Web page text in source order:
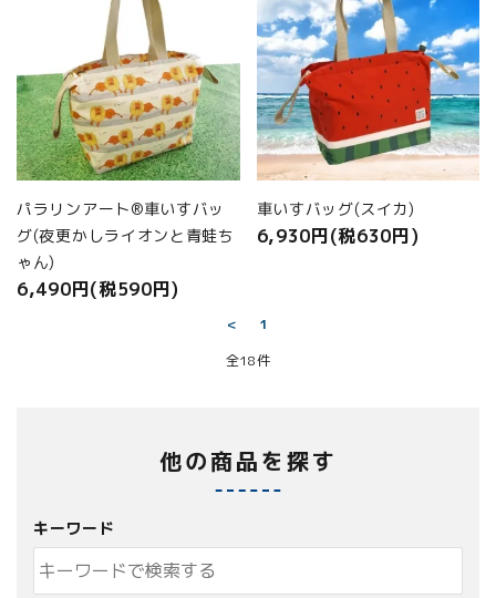
パラリンアート®車いすバッ
グ(夜更かしライオンと青蛙ち
ゃん)
6,490円(税590円)
車いすバッグ(スイカ)
6,930円(税630円)
<
1
全18件
他の商品を探す
キーワード